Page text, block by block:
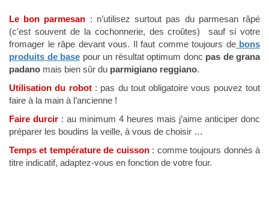
Le bon parmesan : n’utilisez surtout pas du parmesan râpé
(c’est souvent de la cochonnerie, des croûtes) sauf si votre
fromager le râpe devant vous. Il faut comme toujours debons
produits de base pour un résultat optimum donc pas de grana
padano mais bien sûr du parmigiano reggiano.
Utilisation du robot : pas du tout obligatoire vous pouvez tout
faire à la main à l’ancienne !
Faire durcir : au minimum 4 heures mais j’aime anticiper donc
préparer les boudins la veille, à vous de choisir …
Temps et température de cuisson: comme toujours donnés à
titre indicatif, adaptez-vous en fonction de votre four.